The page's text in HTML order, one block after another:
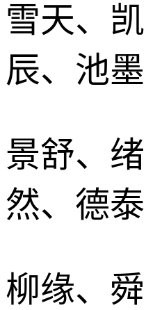
雪天、
辰、池
景舒、
然、德
柳缘、